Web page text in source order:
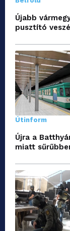
Újabb
pusztító
Útinform
Újra a
miatt